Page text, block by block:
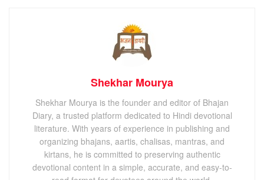
Shekhar Mourya
Shekhar Mourya is the founder and editor of Bhajan
Diary, a trusted platform dedicated to Hindi devotional
literature. With years of experience in publishing and
organizing bhajans, aartis, chalisas, mantras, and
kirtans, he is committed to preserving authentic
devotional content in a simple, accurate, and easy-to-